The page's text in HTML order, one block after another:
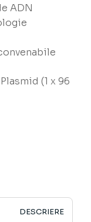
ADN
(1 x 96
DESCRIERE